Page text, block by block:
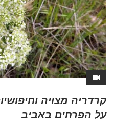
קרדריה מצויה
על הפרחים באביב